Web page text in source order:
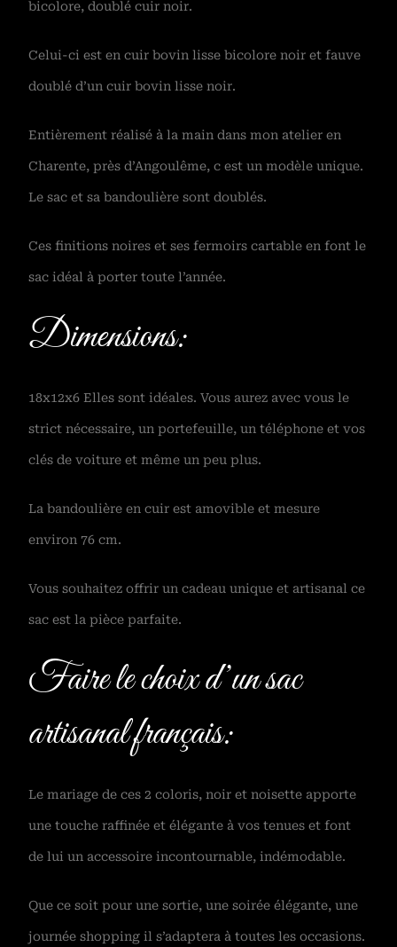
bicolore, doublé cuir noir.
Celui-ci est en cuir bovin lisse bicolore noir et fauve
doublé d’un cuir bovin lisse noir.
Entièrement réalisé à la main dans mon atelier en
Charente, près d’Angoulême, c est un modèle unique.
Le sac et sa bandoulière sont doublés.
Ces finitions noires et ses fermoirs cartable en font le
sac idéal à porter toute l’année.
Dimensions:
18x12x6 Elles sont idéales. Vous aurez avec vous le
strict nécessaire, un portefeuille, un téléphone et vos
clés de voiture et même un peu plus.
La bandoulière en cuir est amovible et mesure
environ 76 cm.
Vous souhaitez offrir un cadeau unique et artisanal ce
sac est la pièce parfaite.
Faire le choix d’un sac
artisanal français:
Le mariage de ces 2 coloris, noir et noisette apporte
une touche raffinée et élégante à vos tenues et font
de lui un accessoire incontournable, indémodable.
Que ce soit pour une sortie, une soirée élégante, une
journée shopping il s’adaptera à toutes les occasions.